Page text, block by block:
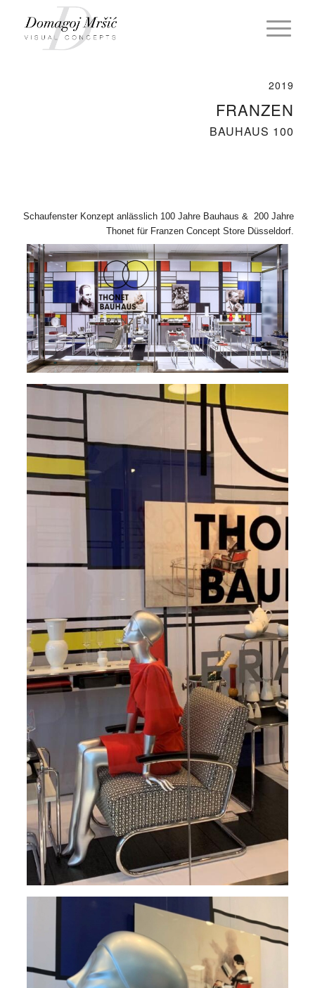
2019
FRANZEN
BAUHAUS 100
Schaufenster Konzept anlässlich 100 Jahre Bauhaus & 200 Jahre
Thonet für Franzen Concept Store Düsseldorf.